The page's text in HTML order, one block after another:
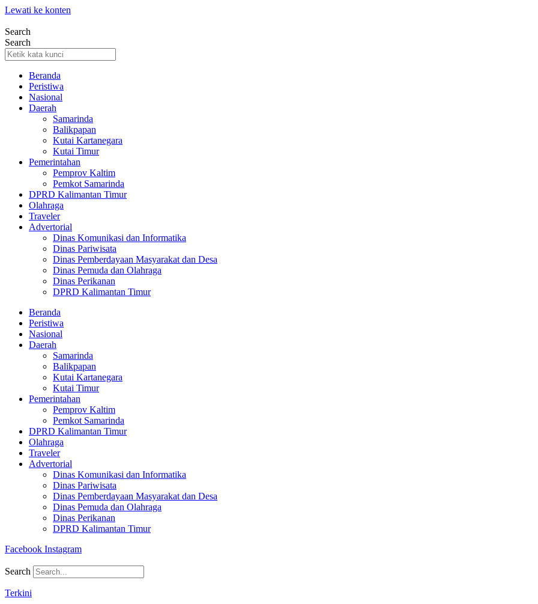
Lewati ke konten
Search
Search
Beranda
Peristiwa
Nasional
Daerah
Samarinda
Balikpapan
Kutai Kartanegara
Kutai Timur
Pemerintahan
Pemprov Kaltim
Pemkot Samarinda
DPRD Kalimantan Timur
Olahraga
Traveler
Advertorial
Dinas Komunikasi dan Informatika
Dinas Pariwisata
Dinas Pemberdayaan Masyarakat dan Desa
Dinas Pemuda dan Olahraga
Dinas Perikanan
DPRD Kalimantan Timur
Beranda
Peristiwa
Nasional
Daerah
Samarinda
Balikpapan
Kutai Kartanegara
Kutai Timur
Pemerintahan
Pemprov Kaltim
Pemkot Samarinda
DPRD Kalimantan Timur
Olahraga
Traveler
Advertorial
Dinas Komunikasi dan Informatika
Dinas Pariwisata
Dinas Pemberdayaan Masyarakat dan Desa
Dinas Pemuda dan Olahraga
Dinas Perikanan
DPRD Kalimantan Timur
Facebook Instagram
Search
Terkini